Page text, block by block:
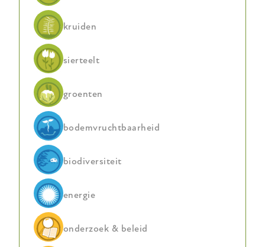
kruiden
sierteelt
groenten
bodemvruchtbaarheid
biodiversiteit
energie
onderzoek & beleid